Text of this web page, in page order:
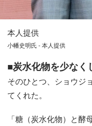
本人提供
小幡史明氏 - 本人提供
■炭水化物を少なく
そのひとつ、ショウジ
てくれた。
「糖（炭水化物）と